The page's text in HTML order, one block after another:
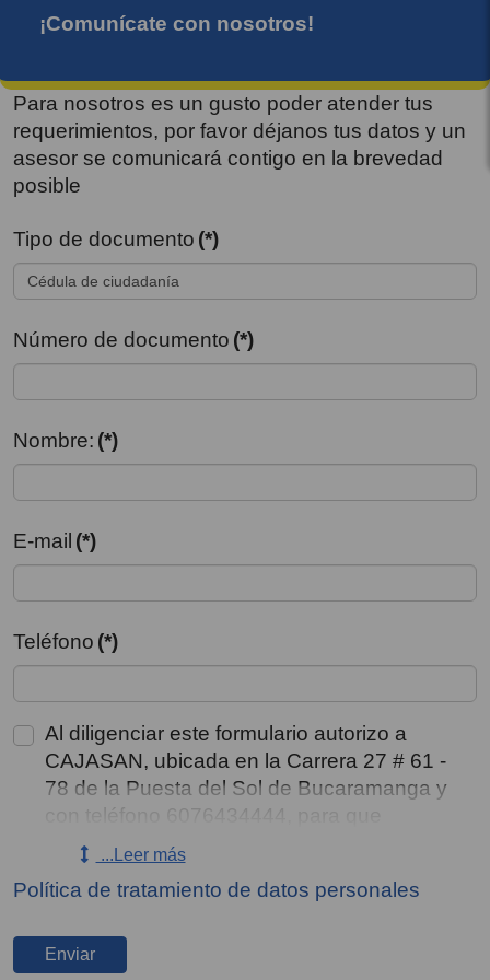
¡Comunícate con nosotros!
Para nosotros es un gusto poder atender tus
requerimientos, por favor déjanos tus datos y un
asesor se comunicará contigo en la brevedad
posible
Tipo de documento (*)
Número de documento (*)
Nombre: (*)
E-mail (*)
Teléfono (*)
Al diligenciar este formulario autorizo a
CAJASAN, ubicada en la Carrera 27 # 61 -
78 de la Puesta del Sol de Bucaramanga y
con teléfono 6076434444, para que
recolecte, almacene, use, circule y/o
suprima mis datos personales y los de mis
representados, consignados en este medio
de datos sensibles y de menores de edad
...Leer más
Política de tratamiento de datos personales
Enviar